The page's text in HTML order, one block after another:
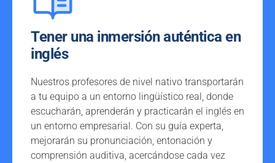
Tener una inmersión auténtica en
inglés
Nuestros profesores de nivel nativo transportarán
a tu equipo a un entorno lingüístico real, donde
escucharán, aprenderán y practicarán el inglés en
un entorno empresarial. Con su guía experta,
mejorarán su pronunciación, entonación y
comprensión auditiva, acercándose cada vez